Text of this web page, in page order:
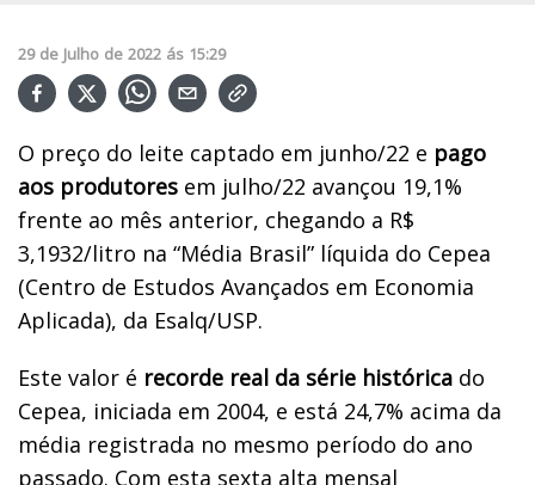
29 de Julho de 2022 ás 15:29
O preço do leite captado em junho/22 e pago
aos produtores em julho/22 avançou 19,1%
frente ao mês anterior, chegando a R$
3,1932/litro na “Média Brasil” líquida do Cepea
(Centro de Estudos Avançados em Economia
Aplicada), da Esalq/USP.
Este valor é recorde real da série histórica do
Cepea, iniciada em 2004, e está 24,7% acima da
média registrada no mesmo período do ano
passado. Com esta sexta alta mensal